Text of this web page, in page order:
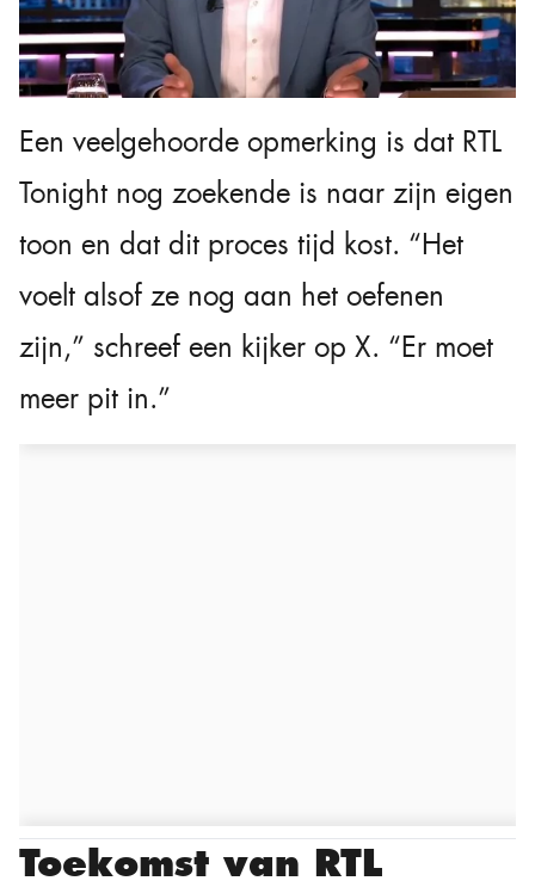
Een veelgehoorde opmerking is dat RTL
Tonight nog zoekende is naar zijn eigen
toon en dat dit proces tijd kost. “Het
voelt alsof ze nog aan het oefenen
zijn,” schreef een kijker op X. “Er moet
meer pit in.”
Toekomst van RTL